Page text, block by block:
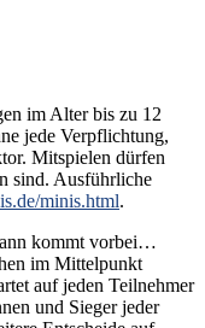
im Alter bis zu 12
jede Verpflichtung,
Mitspielen dürfen
sind. Ausführliche
minis.html.
kommt vorbei…
im Mittelpunkt
auf jeden Teilnehmer
und Sieger jeder